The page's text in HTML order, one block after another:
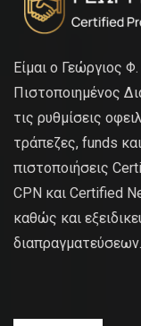
Είμαι ο Γεώργιος
Πιστοποιημένος
τις ρυθμίσεις
τράπεζες, funds
πιστοποιήσεις
CPN και Certified
καθώς και
διαπραγματεύσεων.